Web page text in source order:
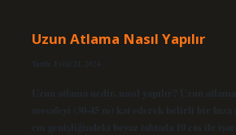
Uzun Atlama Nasıl Yapılır
Tarih: Eylül 21, 2024
Uzun atlama nedir, nasıl yapılır? Uzun
mesafeyi (30-45 m) kat ederek belirli bir hıza
cm genişliğindeki beyaz tahtada 10 cm ile